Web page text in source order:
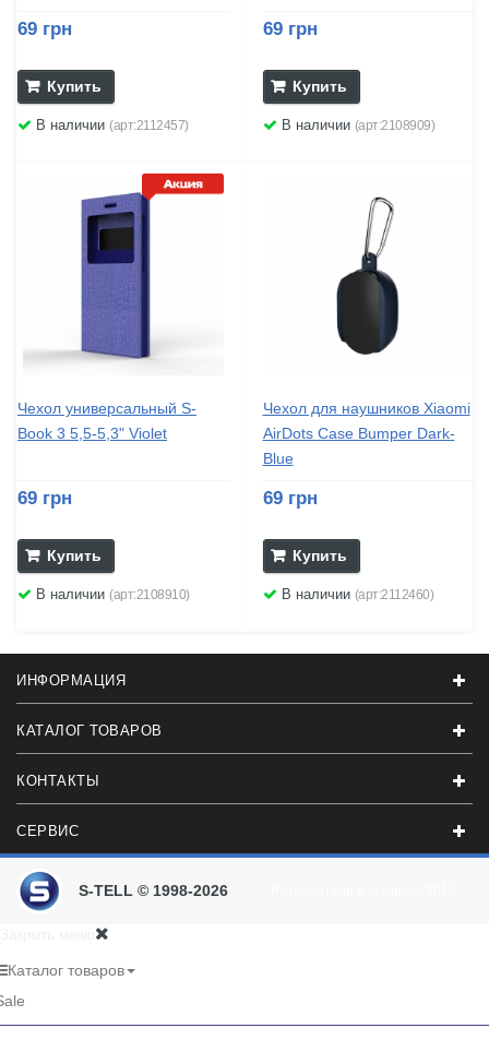
69 грн
Купить
В наличии (арт:2112457)
69 грн
Купить
В наличии (арт:2108909)
Чехол универсальный S-
Book 3 5,5-5,3" Violet
69 грн
Купить
В наличии (арт:2108910)
Чехол для наушников Xiaomi
AirDots Case Bumper Dark-
Blue
69 грн
Купить
В наличии (арт:2112460)
ИНФОРМАЦИЯ
КАТАЛОГ ТОВАРОВ
КОНТАКТЫ
СЕРВИС
S-TELL © 1998-2026
Каталог товаров